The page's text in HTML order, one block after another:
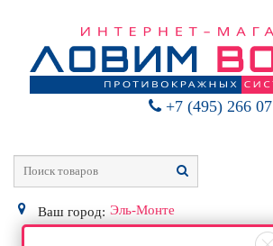
+7 (495) 266
Ваш город: Эль-Монте